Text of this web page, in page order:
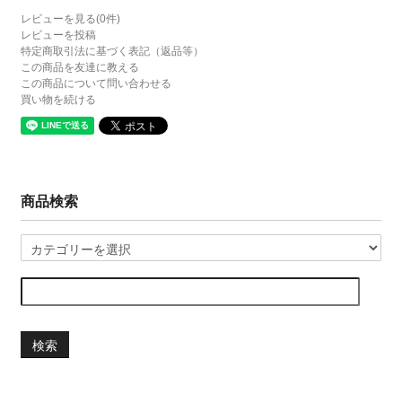
レビューを見る(0件)
レビューを投稿
特定商取引法に基づく表記（返品等）
この商品を友達に教える
この商品について問い合わせる
買い物を続ける
商品検索
検索